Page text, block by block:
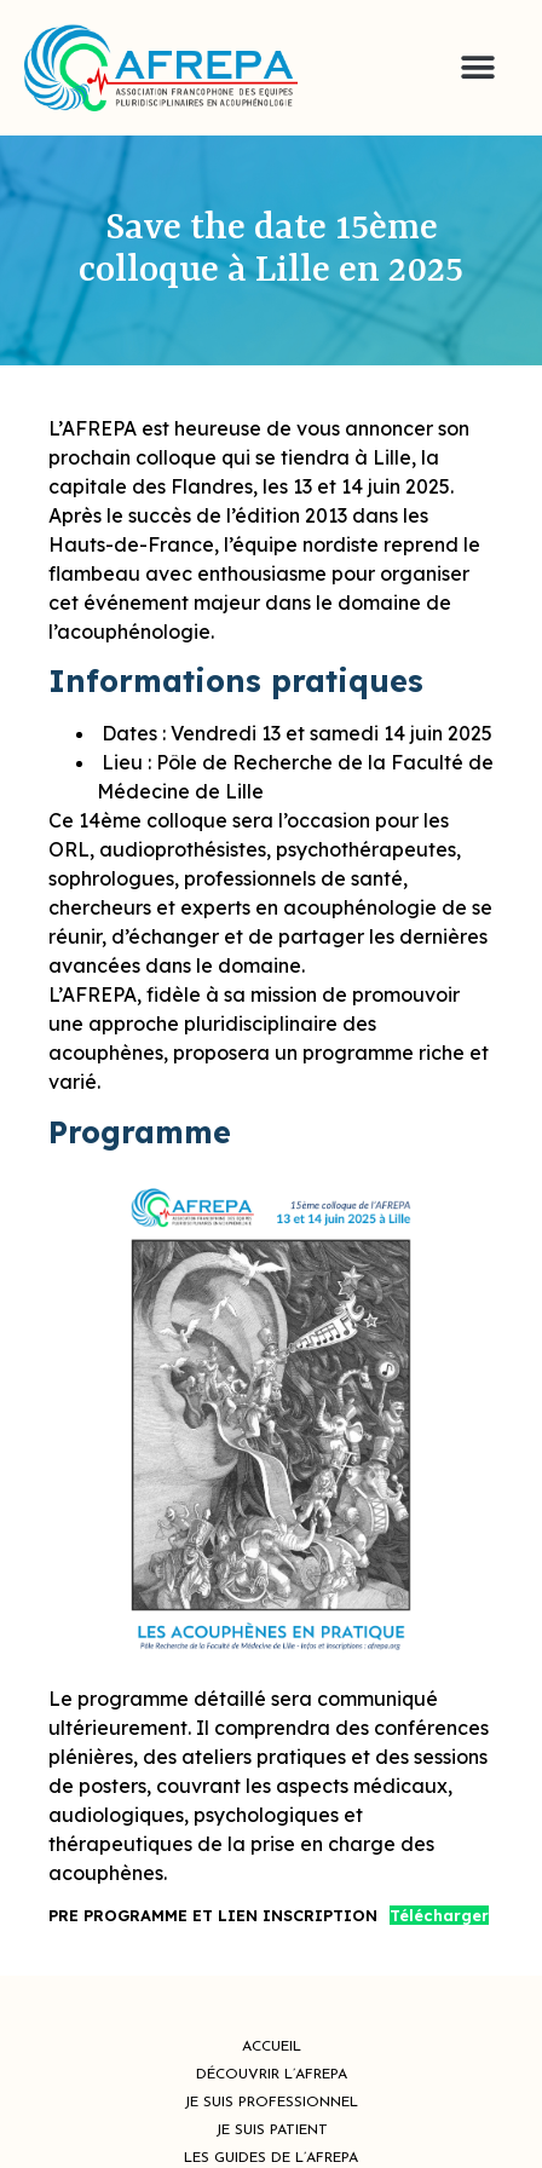
Save the date 15ème
colloque à Lille en 2025
L’AFREPA est heureuse de vous annoncer son
prochain colloque qui se tiendra à Lille, la
capitale des Flandres, les 13 et 14 juin 2025.
Après le succès de l’édition 2013 dans les
Hauts-de-France, l’équipe nordiste reprend le
flambeau avec enthousiasme pour organiser
cet événement majeur dans le domaine de
l’acouphénologie.
Informations pratiques
Dates : Vendredi 13 et samedi 14 juin 2025
Lieu : Pôle de Recherche de la Faculté de
Médecine de Lille
Ce 14ème colloque sera l’occasion pour les
ORL, audioprothésistes, psychothérapeutes,
sophrologues, professionnels de santé,
chercheurs et experts en acouphénologie de se
réunir, d’échanger et de partager les dernières
avancées dans le domaine.
L’AFREPA, fidèle à sa mission de promouvoir
une approche pluridisciplinaire des
acouphènes, proposera un programme riche et
varié.
Programme
Le programme détaillé sera communiqué
ultérieurement. Il comprendra des conférences
plénières, des ateliers pratiques et des sessions
de posters, couvrant les aspects médicaux,
audiologiques, psychologiques et
thérapeutiques de la prise en charge des
acouphènes.
PRE PROGRAMME ET LIEN INSCRIPTION Télécharger
ACCUEIL
DÉCOUVRIR L’AFREPA
JE SUIS PROFESSIONNEL
JE SUIS PATIENT
LES GUIDES DE L’AFREPA